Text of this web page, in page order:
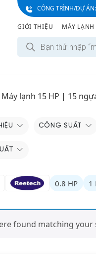
CÔNG TRÌNH/DỰ ÁN:
GIỚI THIỆU MÁY LẠNH
T
m
i
s
h
Máy lạnh 15 HP | 15
CÔNG SUẤT
0.8 HP 1
found matching your